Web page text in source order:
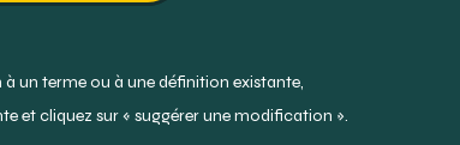
un terme ou à une définition existante,
et cliquez sur « suggérer une modification ».